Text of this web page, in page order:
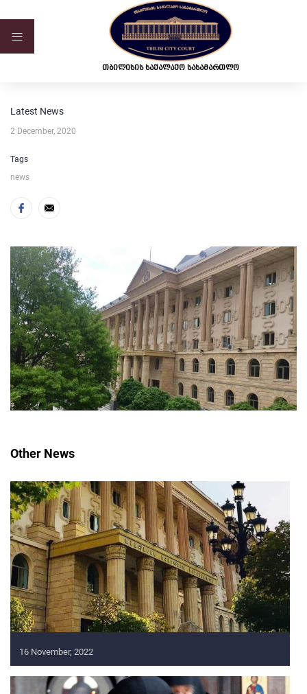
ვებ-გვერდი მუშაობს სატესტო რეჟიმში
თბილისის საქალაქო სასამართლო
Latest News
2 December, 2020
Tags
news
Other News
16 November, 2022